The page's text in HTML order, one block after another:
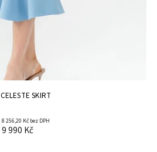
CELESTE SKIRT
8 256,20 Kč bez DPH
9 990 Kč